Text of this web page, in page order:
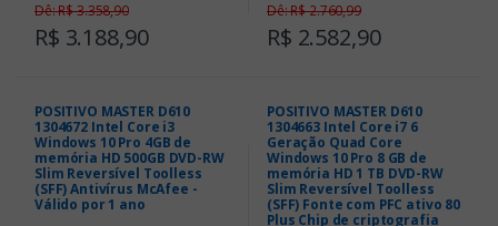
R$ 3.188,90
Dê: R$ 3.358,90
R$ 2.582,90
Dê: R$ 2.760,99
POSITIVO MASTER D610
1304672 Intel Core i3
Windows 10 Pro 4GB de
memória HD 500GB DVD-RW
Slim Reversível Toolless
(SFF) Antivírus McAfee -
Válido por 1 ano
POSITIVO MASTER D610
1304663 Intel Core i7 6
Geração Quad Core
Windows 10 Pro 8 GB de
memória HD 1 TB DVD-RW
Slim Reversível Toolless
(SFF) Fonte com PFC ativo 80
Plus Chip de criptografia